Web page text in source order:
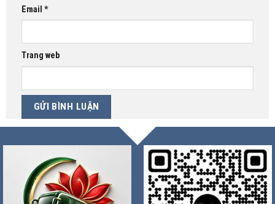
Email *
Trang web